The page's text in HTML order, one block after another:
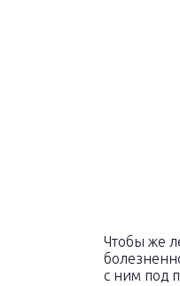
Чтобы же
с ним под